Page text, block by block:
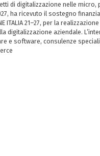
di digitalizzazione nelle micro,
ha ricevuto il sostegno
ITALIA 21–27, per la
digitalizzazione aziendale.
e software, consulenze